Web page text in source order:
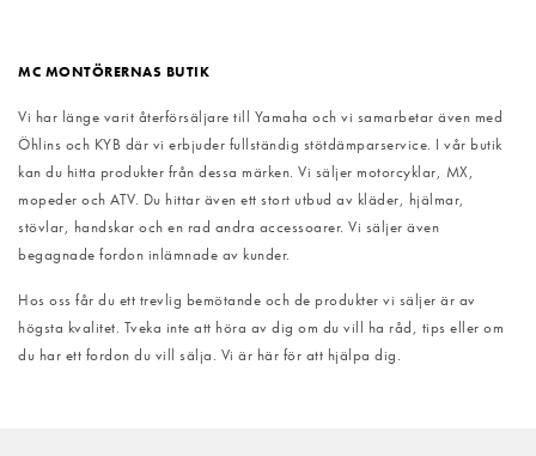
MC MONTÖRERNAS BUTIK
Vi har länge varit återförsäljare till Yamaha och vi samarbetar även med
Öhlins och KYB där vi erbjuder fullständig stötdämparservice. I vår butik
kan du hitta produkter från dessa märken. Vi säljer motorcyklar, MX,
mopeder och ATV. Du hittar även ett stort utbud av kläder, hjälmar,
stövlar, handskar och en rad andra accessoarer. Vi säljer även
begagnade fordon inlämnade av kunder.
Hos oss får du ett trevlig bemötande och de produkter vi säljer är av
högsta kvalitet. Tveka inte att höra av dig om du vill ha råd, tips eller om
du har ett fordon du vill sälja. Vi är här för att hjälpa dig.